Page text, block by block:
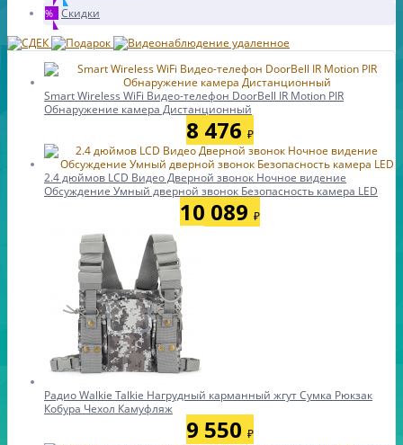
% Скидки
Smart Wireless WiFi Видео-телефон DoorBell IR Motion PIR
Обнаружение камера Дистанционный
8 476 ₽
2.4 дюймов LCD Видео Дверной звонок Ночное видение
Обсуждение Умный дверной звонок Безопасность камера LED
10 089 ₽
Радио Walkie Talkie Нагрудный карманный жгут Сумка Рюкзак
Кобура Чехол Камуфляж
9 550 ₽